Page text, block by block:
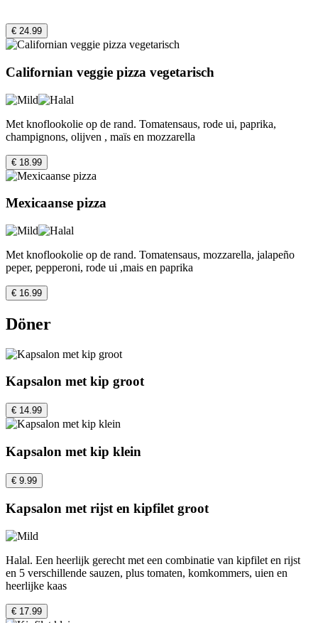
€ 24.99
Californian veggie pizza vegetarisch
Met knoflookolie op de rand. Tomatensaus, rode ui, paprika,
champignons, olijven , maïs en mozzarella
€ 18.99
Mexicaanse pizza
Met knoflookolie op de rand. Tomatensaus, mozzarella, jalapeño
peper, pepperoni, rode ui ,mais en paprika
€ 16.99
Döner
Kapsalon met kip groot
€ 14.99
Kapsalon met kip klein
€ 9.99
Kapsalon met rijst en kipfilet groot
Halal. Een heerlijk gerecht met een combinatie van kipfilet en rijst
en 5 verschillende sauzen, plus tomaten, komkommers, uien en
heerlijke kaas
€ 17.99